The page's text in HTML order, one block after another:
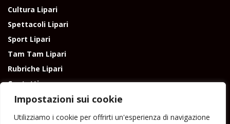
Impostazioni sui cookie
Utilizziamo i cookie per offrirti un'esperienza di navigazione
Cultura Lipari
Spettacoli Lipari
Sport Lipari
Tam Tam Lipari
Rubriche Lipari
Contatti